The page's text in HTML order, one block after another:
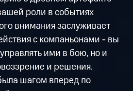
роли в событиях
внимания заслуживает
с компаньонами - вы
ими в бою, но и
и решения.
шагом вперед по